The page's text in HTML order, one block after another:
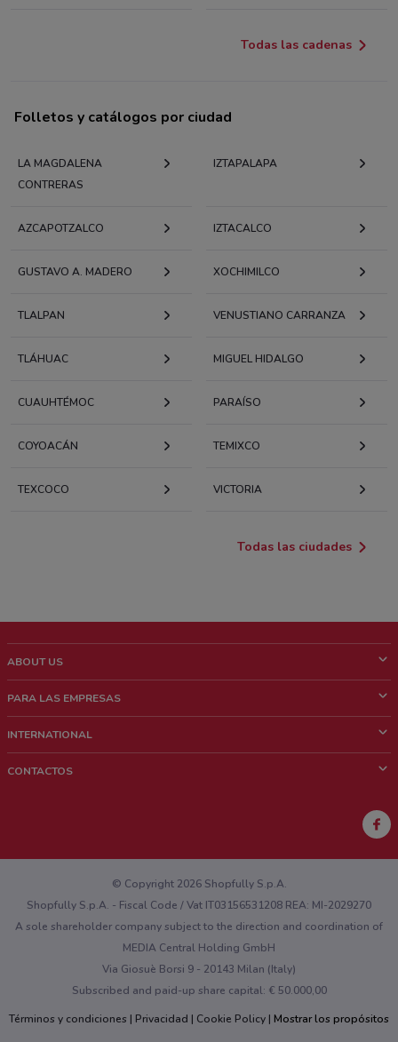
Todas las cadenas
Folletos y catálogos por ciudad
LA MAGDALENA
CONTRERAS
IZTAPALAPA
AZCAPOTZALCO IZTACALCO
GUSTAVO A. MADERO XOCHIMILCO
TLALPAN VENUSTIANO CARRANZA
TLÁHUAC MIGUEL HIDALGO
CUAUHTÉMOC PARAÍSO
COYOACÁN TEMIXCO
TEXCOCO VICTORIA
Todas las ciudades
ABOUT US
¿Quiénes Somos?
Trabaja con nosotros
PARA LAS EMPRESAS
Contacto comercial
INTERNATIONAL
CONTACTOS
¿Encontraste un problema en la web o en la aplicación?
© Copyright 2026 Shopfully S.p.A.
Shopfully S.p.A. - Fiscal Code / Vat IT03156531208 REA: MI-2029270
A sole shareholder company subject to the direction and coordination of
MEDIA Central Holding GmbH
Via Giosuè Borsi 9 - 20143 Milan (Italy)
Subscribed and paid-up share capital: € 50.000,00
Términos y condiciones
Privacidad Cookie Policy Mostrar los propósitos